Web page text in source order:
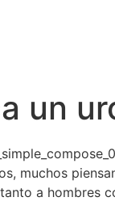
un
muchos
a hombres